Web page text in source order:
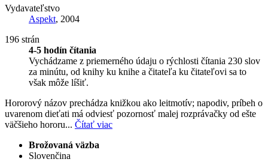
Vydavateľstvo
Aspekt, 2004
196 strán
4-5 hodín čítania
Vychádzame z priemerného údaju o rýchlosti čítania 230 slov
za minútu, od knihy ku knihe a čitateľa ku čitateľovi sa to
však môže líšiť.
Hororový názov prechádza knižkou ako leitmotív; napodiv, príbeh o
uvarenom dieťati má odviesť pozornosť malej rozprávačky od ešte
väčšieho hororu... Čítať viac
Brožovaná väzba
Slovenčina